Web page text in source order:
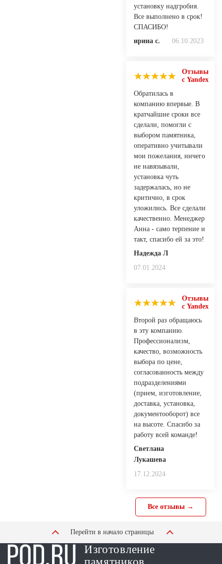
установку надгробия.
Все выполнено в срок!
СПАСИБО!
ирина с.
06.10.2023
Отзывы
с Yandex
Обратилась в
компанию впервые. В
кратчайшие сроки все
сделали, помогли с
выбором памятника,
оперативно учитывали
мои пожелания, ничего
не навязывали,
установка чуть
задержалась, но не
критично, в срок
уложились. Все сделали
качественно. Менеджер
Анна - само терпение и
такт, спасибо ей за это!
Надежда Л
07.01.2024
Отзывы
с Yandex
Второй раз обращаюсь
в эту компанию.
Профессионализм,
качество, возможность
выбора по цене,
согласованность между
подразделениями
(прием, изготовление,
доставка, установка,
документооборот) все
на высоте. Спасибо за
работу всей команде!
Светлана
Лукашева
17.12.2024
Все отзывы →
Перейти в начало страницы
Изготовление